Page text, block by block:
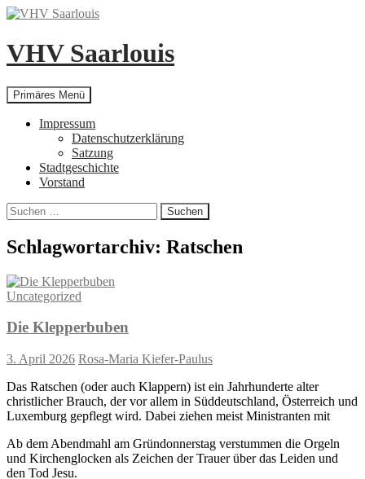
Zum
springen
VHV Saarlouis
Suchen
Primäres Menü
Impressum
Datenschutzerklärung
Satzung
Stadtgeschichte
Vorstand
Suchen
nach:
Schlagwortarchiv: Ratschen
Uncategorized
Die Klepperbuben
3. April 2026 Rosa-Maria Kiefer-Paulus
Das Ratschen (oder auch Klappern) ist ein Jahrhunderte alter
christlicher Brauch, der vor allem in Süddeutschland, Österreich und
Luxemburg gepflegt wird. Dabei ziehen meist Ministranten mit
Ab dem Abendmahl am Gründonnerstag verstummen die Orgeln
und Kirchenglocken als Zeichen der Trauer über das Leiden und
den Tod Jesu.